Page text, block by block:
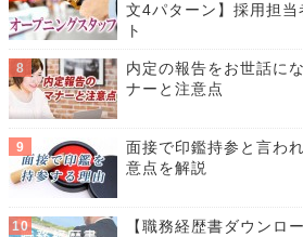
文4パターン】採用担
ト
内定の報告をお世話に
ナーと注意点
面接で印鑑持参と言わ
意点を解説
【職務経歴書ダウンロ